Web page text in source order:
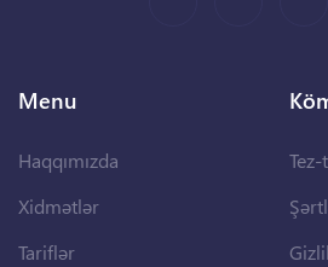
Menu
Haqqımızda
Xidmətlər
Tariflər